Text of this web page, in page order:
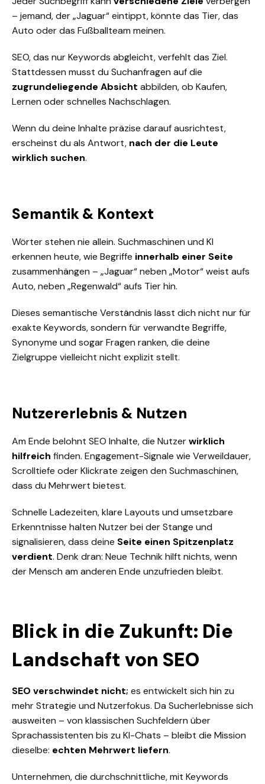
– jemand, der „Jaguar“ eintippt, könnte das Tier, das
Auto oder das Fußballteam meinen.
SEO, das nur Keywords abgleicht, verfehlt das Ziel.
Stattdessen musst du Suchanfragen auf die
zugrundeliegende Absicht abbilden, ob Kaufen,
Lernen oder schnelles Nachschlagen.
Wenn du deine Inhalte präzise darauf ausrichtest,
erscheinst du als Antwort, nach der die Leute
wirklich suchen.
Semantik & Kontext
Wörter stehen nie allein. Suchmaschinen und KI
erkennen heute, wie Begriffe innerhalb einer Seite
zusammenhängen – „Jaguar“ neben „Motor“ weist aufs
Auto, neben „Regenwald“ aufs Tier hin.
Dieses semantische Verständnis lässt dich nicht nur für
exakte Keywords, sondern für verwandte Begriffe,
Synonyme und sogar Fragen ranken, die deine
Zielgruppe vielleicht nicht explizit stellt.
Nutzererlebnis & Nutzen
Am Ende belohnt SEO Inhalte, die Nutzerwirklich
hilfreich finden. Engagement-Signale wie Verweildauer,
Scrolltiefe oderKlickrate zeigen den Suchmaschinen,
dass du Mehrwert bietest.
Schnelle Ladezeiten, klare Layouts und umsetzbare
Erkenntnisse halten Nutzer bei der Stange und
signalisieren, dass deine Seite einen Spitzenplatz
verdient. Denk dran: Neue Technik hilft nichts, wenn
der Mensch am anderen Ende unzufrieden bleibt.
Blick in die Zukunft: Die
Landschaft von SEO
SEO verschwindet nicht; es entwickelt sich hin zu
mehr Strategie und Nutzerfokus. Da Sucherlebnisse sich
ausweiten – von klassischen Suchfeldern über
Sprachassistenten bis zu KI-Chats – bleibt die Mission
dieselbe: echten Mehrwert liefern.
Unternehmen, die durchschnittliche, mit Keywords